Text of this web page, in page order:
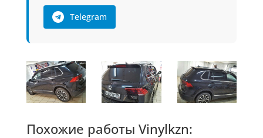
Telegram
Похожие работы Vinylkzn: